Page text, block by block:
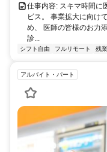
仕事内容: スキマ時間に
ビス。 事業拡大に向け
め、 医師の皆様のお力
診...
シフト自由 フルリモート 残業
アルバイト・パート